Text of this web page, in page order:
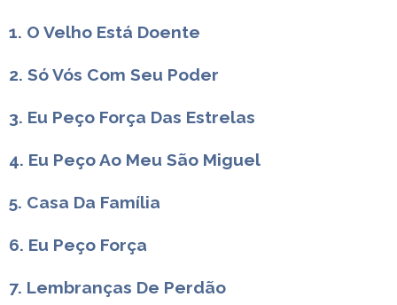
1. O Velho Está Doente
2. Só Vós Com Seu Poder
3. Eu Peço Força Das Estrelas
4. Eu Peço Ao Meu São Miguel
5. Casa Da Família
6. Eu Peço Força
7. Lembranças De Perdão